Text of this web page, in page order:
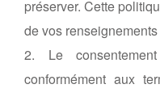
préserver. Cette
de vos
2. Le
conformément aux